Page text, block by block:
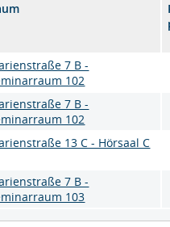
7 B -
102
7 B -
102
13 C - Hörsaal C
7 B -
103